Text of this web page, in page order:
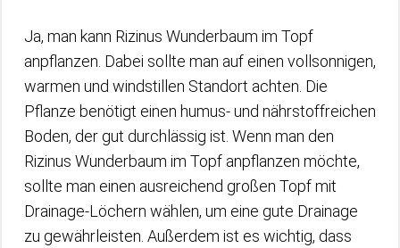
Ja, man kann Rizinus Wunderbaum im Topf
anpflanzen. Dabei sollte man auf einen vollsonnigen,
warmen und windstillen Standort achten. Die
Pflanze benötigt einen humus- und nährstoffreichen
Boden, der gut durchlässig ist. Wenn man den
Rizinus Wunderbaum im Topf anpflanzen möchte,
sollte man einen ausreichend großen Topf mit
Drainage-Löchern wählen, um eine gute Drainage
zu gewährleisten. Außerdem ist es wichtig, dass